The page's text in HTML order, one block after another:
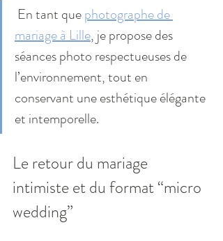
En tant que photographe de
mariage à Lille, je propose des
séances photo respectueuses de
l’environnement, tout en
conservant une esthétique élégante
et intemporelle.
Le retour du mariage
intimiste et du format “micro
wedding”